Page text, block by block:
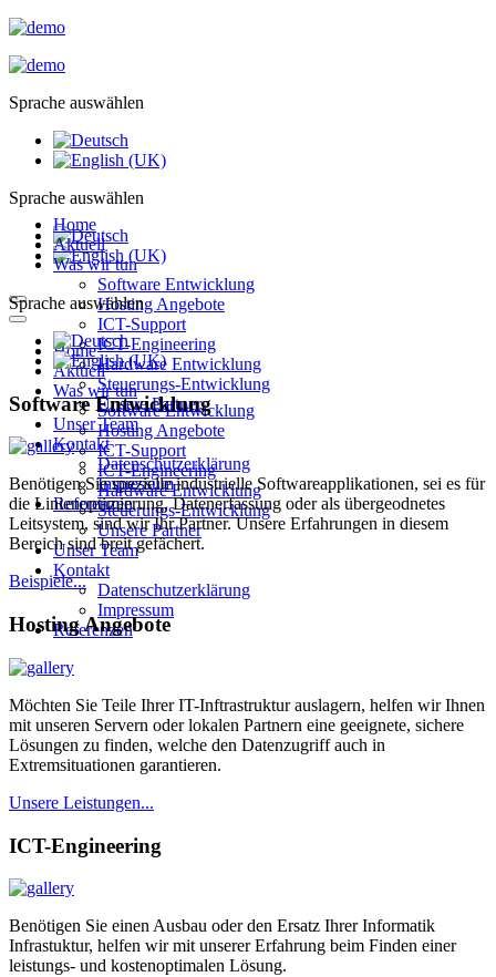
Sprache auswählen
Sprache auswählen
Home
Aktuell
Was wir tun
Software Entwicklung
Hosting Angebote
ICT-Support
ICT-Engineering
Hardware Entwicklung
Steuerungs-Entwicklung
Unsere Partner
Unser Team
Kontakt
Datenschutzerklärung
Impressum
Referenzen
Home
Aktuell
Was wir tun
Software Entwicklung
Hosting Angebote
ICT-Support
ICT-Engineering
Hardware Entwicklung
Steuerungs-Entwicklung
Unsere Partner
Unser Team
Kontakt
Datenschutzerklärung
Impressum
Referenzen
Sprache auswählen
Software Entwicklung
Benötigen Sie spezielle industrielle Softwareapplikationen, sei es für
die Linienoptimierung, Datenerfassung oder als übergeodnetes
Leitsystem, sind wir Ihr Partner. Unsere Erfahrungen in diesem
Bereich sind breit gefächert.
Beispiele...
Hosting Angebote
Möchten Sie Teile Ihrer IT-Inftrastruktur auslagern, helfen wir Ihnen
mit unseren Servern oder lokalen Partnern eine geeignete, sichere
Lösungen zu finden, welche den Datenzugriff auch in
Extremsituationen garantieren.
Unsere Leistungen...
ICT-Engineering
Benötigen Sie einen Ausbau oder den Ersatz Ihrer Informatik
Infrastuktur, helfen wir mit unserer Erfahrung beim Finden einer
leistungs- und kostenoptimalen Lösung.